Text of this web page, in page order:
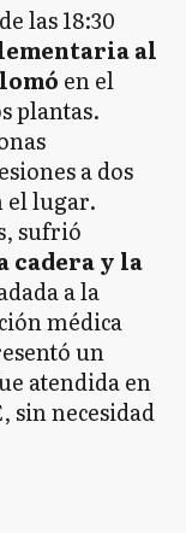
las 18:30
al
en el
plantas.
a dos
el lugar.​
sufrió
cadera y la
a la
médica
un
atendida en
sin necesidad